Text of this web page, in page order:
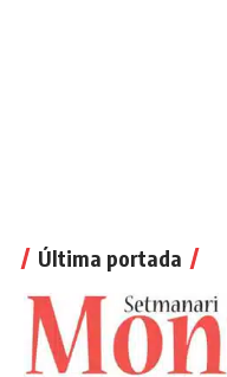
Última portada